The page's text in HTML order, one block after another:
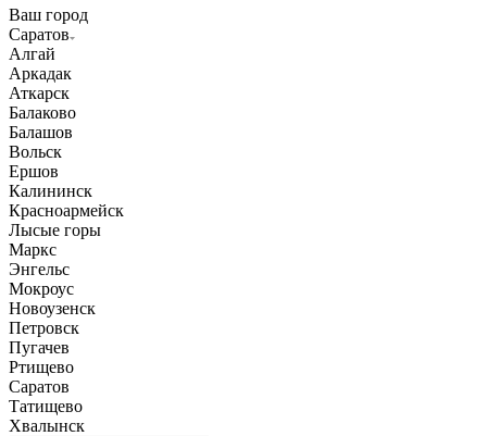
Ваш город
Саратов
Алгай
Аркадак
Аткарск
Балаково
Балашов
Вольск
Ершов
Калининск
Красноармейск
Лысые горы
Маркс
Энгельс
Мокроус
Новоузенск
Петровск
Пугачев
Ртищево
Саратов
Татищево
Хвалынск